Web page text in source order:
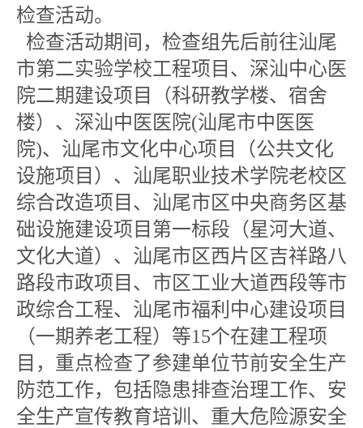
检查活动。
检查活动期间，检查组先后前往汕尾
市第二实验学校工程项目、深汕中心医
院二期建设项目（科研教学楼、宿舍
楼）、深汕中医医院(汕尾市中医医
院)、汕尾市文化中心项目（公共文化
设施项目）、汕尾职业技术学院老校区
综合改造项目、汕尾市区中央商务区基
础设施建设项目第一标段（星河大道、
文化大道）、汕尾市区西片区吉祥路八
路段市政项目、市区工业大道西段等市
政综合工程、汕尾市福利中心建设项目
（一期养老工程）等15个在建工程项
目，重点检查了参建单位节前安全生产
防范工作，包括隐患排查治理工作、安
全生产宣传教育培训、重大危险源安全